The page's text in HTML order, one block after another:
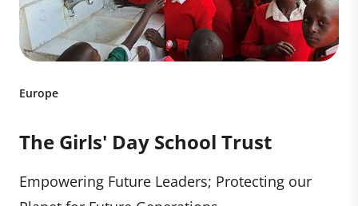
Europe
The Girls' Day School Trust
Empowering Future Leaders; Protecting our